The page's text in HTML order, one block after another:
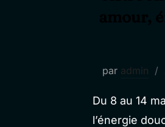
par admin
Du 8 au 14
l’énergie